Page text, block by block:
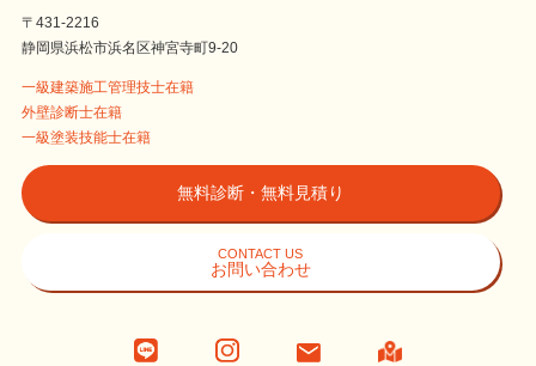
〒431-2216
静岡県浜松市浜名区神宮寺町9-20
一級建築施工管理技士在籍
外壁診断士在籍
一級塗装技能士在籍
無料診断・無料見積り
CONTACT US
お問い合わせ